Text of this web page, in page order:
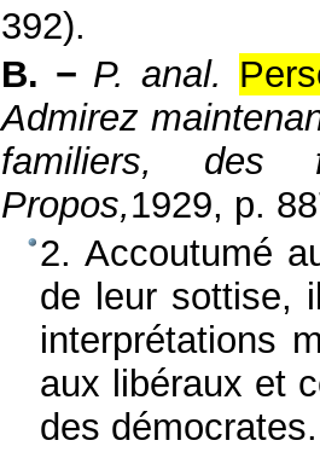
392).
B. − P. anal.
Admirez
familiers,
Propos,1929, p.
2. Accoutumé
de leur sottise,
interprétations
aux libéraux et
des